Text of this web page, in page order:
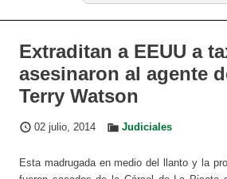
Extraditan a EEUU a
asesinaron al agente
Terry Watson
02 julio, 2014 Judiciales
Esta madrugada en medio del llanto y la